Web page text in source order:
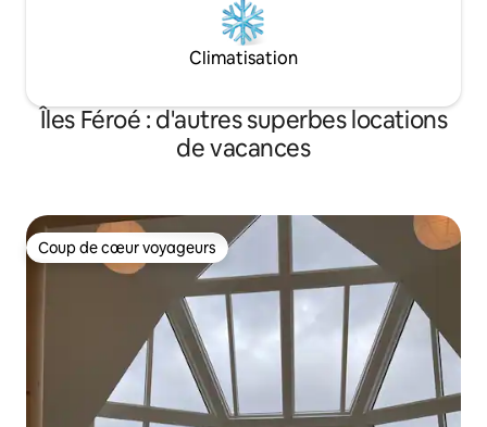
Climatisation
Îles Féroé : d'autres superbes locations
de vacances
Coup de cœur voyageurs
Coup de cœur voyageurs